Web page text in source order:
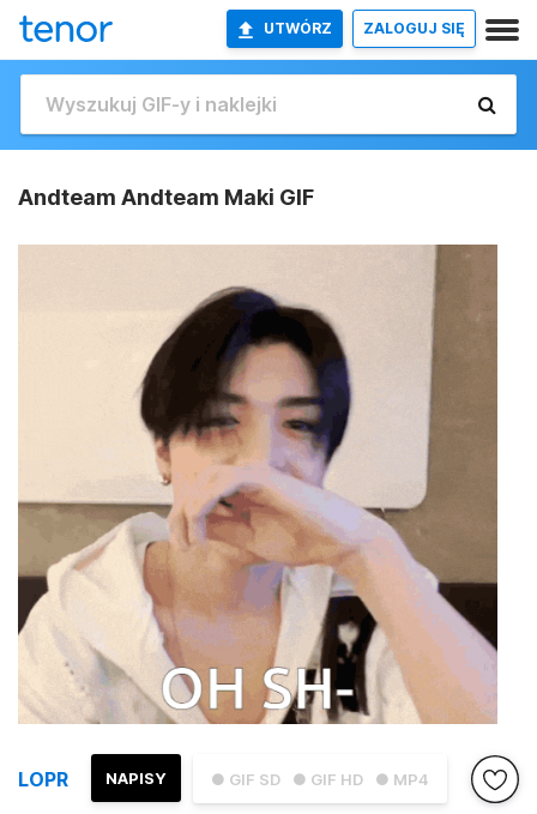
UTWÓRZ ZALOGUJ SIĘ
Andteam Andteam Maki GIF
● GIF SD ● GIF HD ● MP4
NAPISY
LOPR